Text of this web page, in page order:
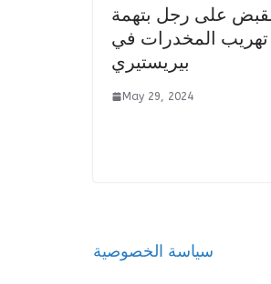
على رجل بتهمة
تهريب المخدرات في
بيريستيري
May 29, 2024
سياسة الخصوصية